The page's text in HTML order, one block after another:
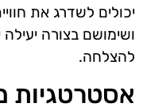
יכולים לשדרג את
ושימושם בצורה
להצלחה.
אסטרטגיות